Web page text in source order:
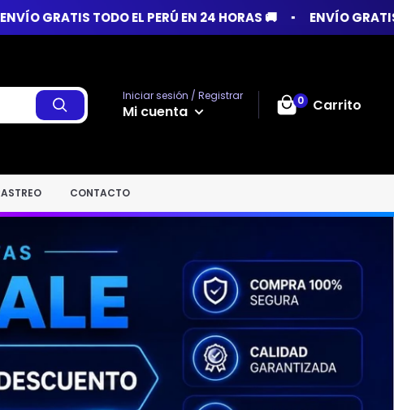
🚚 ENVÍO GRATIS TODO EL PERÚ EN 24 HORAS 🚚
Iniciar sesión / Registrar
Mi cuenta
0 Carrito
CONTACTO